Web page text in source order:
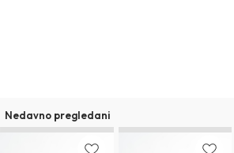
Nedavno pregledani